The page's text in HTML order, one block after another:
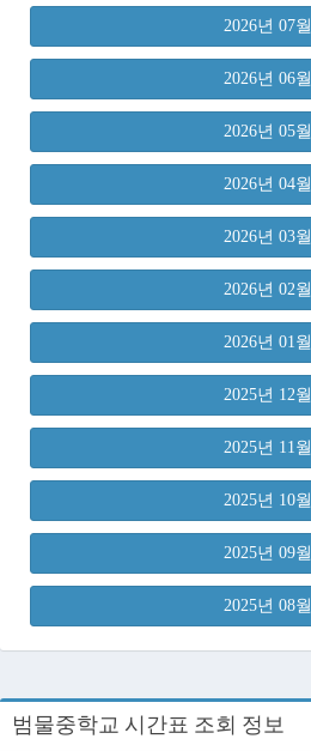
2026년 07월
2026년 06월
2026년 05월
2026년 04월
2026년 03월
2026년 02월
2026년 01월
2025년 12월
2025년 11월
2025년 10월
2025년 09월
2025년 08월
범물중학교 시간표 조회 정보